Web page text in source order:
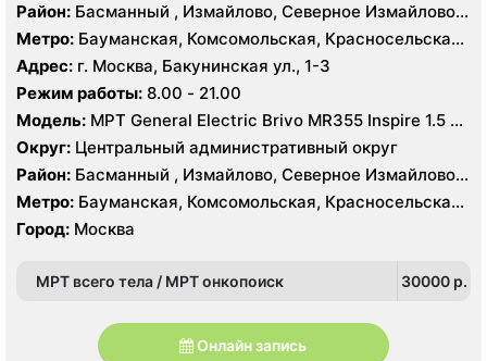
Район: Басманный , Измайлово, Северное Измайлово,
Соколиная Гора, Сокольники, Лефортово
Метро: Бауманская, Комсомольская, Красносельская,
Красные Ворота, Курская, Сокольники, Чкаловская,
Электрозаводская, Лефортово
Адрес: г. Москва, Бакунинская ул., 1-3
Режим работы: 8.00 - 21.00
Модель: МРТ General Electric Brivo MR355 Inspire 1.5 Т,
КТ General Electric OPTIMA CT660 64 среза, УЗИ
Округ: Центральный административный округ
Район: Басманный , Измайлово, Северное Измайлово,
Соколиная Гора, Сокольники, Лефортово
Метро: Бауманская, Комсомольская, Красносельская,
Красные Ворота, Курская, Сокольники, Чкаловская,
Электрозаводская, Лефортово
Город: Москва
МРТ всего тела / МРТ онкопоиск 30000 p.
Онлайн запись